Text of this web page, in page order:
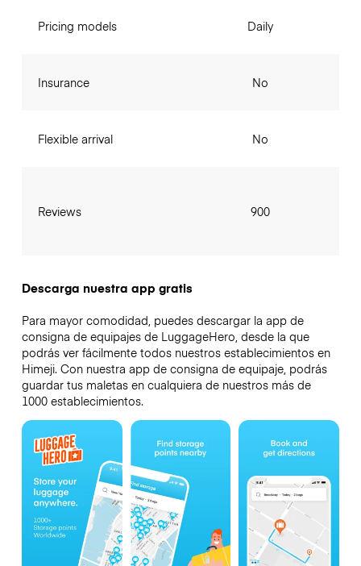
Pricing models
Insurance
Flexible arrival
Reviews
Daily
No
No
900
Descarga nuestra app gratis
Para mayor comodidad, puedes descargar la app de
consigna de equipajes de LuggageHero, desde la que
podrás ver fácilmente todos nuestros establecimientos en
Himeji. Con nuestra app de consigna de equipaje, podrás
guardar tus maletas en cualquiera de nuestros más de
1000 establecimientos.